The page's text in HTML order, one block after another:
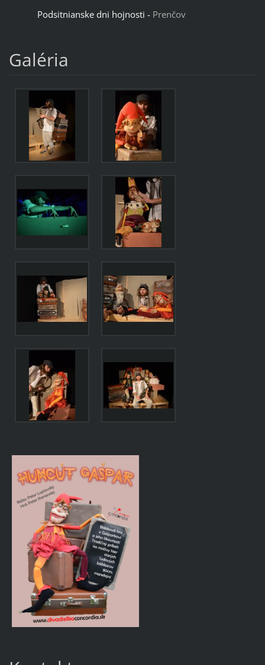
Podsitnianske dni hojnosti - Prenčov
Galéria